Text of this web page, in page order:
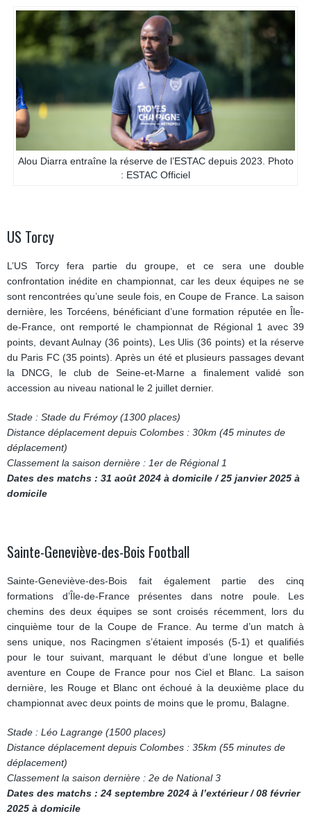
Alou Diarra entraîne la réserve de l’ESTAC depuis 2023. Photo
: ESTAC Officiel
US Torcy
L’US Torcy fera partie du groupe, et ce sera une double
confrontation inédite en championnat, car les deux équipes ne se
sont rencontrées qu’une seule fois, en Coupe de France. La saison
dernière, les Torcéens, bénéficiant d’une formation réputée en Île-
de-France, ont remporté le championnat de Régional 1 avec 39
points, devant Aulnay (36 points), Les Ulis (36 points) et la réserve
du Paris FC (35 points). Après un été et plusieurs passages devant
la DNCG, le club de Seine-et-Marne a finalement validé son
accession au niveau national le 2 juillet dernier.
Stade : Stade du Frémoy (1300 places)
Distance déplacement depuis Colombes : 30km (45 minutes de
déplacement)
Classement la saison dernière : 1er de Régional 1
Dates des matchs : 31 août 2024 à domicile / 25 janvier 2025 à
domicile
Sainte-Geneviève-des-Bois Football
Sainte-Geneviève-des-Bois fait également partie des cinq
formations d’Île-de-France présentes dans notre poule. Les
chemins des deux équipes se sont croisés récemment, lors du
cinquième tour de la Coupe de France. Au terme d’un match à
sens unique, nos Racingmen s’étaient imposés (5-1) et qualifiés
pour le tour suivant, marquant le début d’une longue et belle
aventure en Coupe de France pour nos Ciel et Blanc. La saison
dernière, les Rouge et Blanc ont échoué à la deuxième place du
championnat avec deux points de moins que le promu, Balagne.
Stade : Léo Lagrange (1500 places)
Distance déplacement depuis Colombes : 35km (55 minutes de
déplacement)
Classement la saison dernière : 2e de National 3
Dates des matchs : 24 septembre 2024 à l’extérieur / 08 février
2025 à domicile